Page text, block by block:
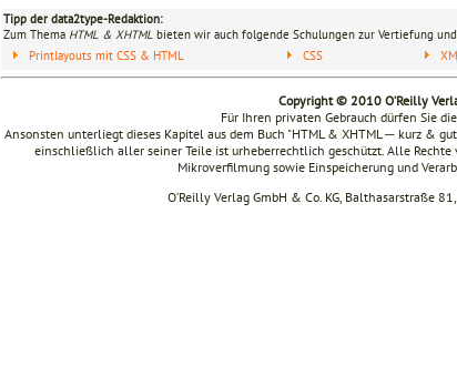
Tipp der data2type-Redaktion:
Zum Thema HTML & XHTML bieten wir auch folgende Schulungen zur Vertiefung
Printlayouts mit CSS & HTML
CSS
Copyright © 2010 O’Reilly
Für Ihren privaten Gebrauch dürfen Sie
Ansonsten unterliegt dieses Kapitel aus dem Buch "HTML & XHTML ─ kurz &
einschließlich aller seiner Teile ist urheberrechtlich geschützt. Alle
Mikroverfilmung sowie Einspeicherung und
O’Reilly Verlag GmbH & Co. KG, Balthasarstraße